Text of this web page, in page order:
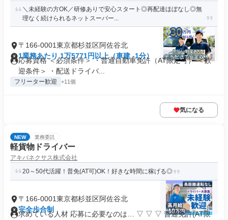
＼未経験の方OK／研修ありで安心スタート◎再配達ほぼなし◎無
理なく続けられるネットスーパー...
〒166-0001東京都杉並区阿佐谷北
1業務あたり 1万5771円以上（車建 -1分）
応募資格 ＜必須条件＞ ・普通自動車免許（AT限定可） ＜歓
迎条件＞ ・配送ドライバ...
フリーター歓迎 +11個
気になる
NEW 業務委託
軽貨物ドライバー
アキバネクサス株式会社
20～50代活躍！普免(AT可)OK！好きな時間に稼げる◎
〒166-0001東京都杉並区阿佐谷北
完全歩合制
求めている人材 応募に必要なのは… ▽ ▽ ▽ 普通免許(AT限